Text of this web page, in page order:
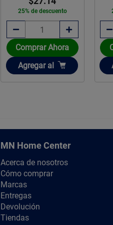
25% de descuento
Comprar Ahora
Añadir
Agregar al
MN Home Center
Acerca de nosotros
Cómo comprar
Marcas
Entregas
Devolución
Tiendas